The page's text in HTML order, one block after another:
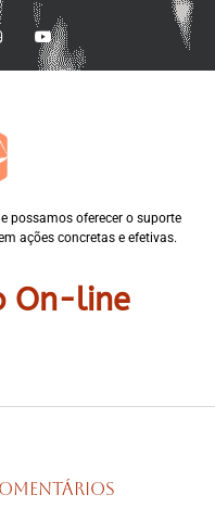
possamos oferecer o suporte
ações concretas e efetivas.
On-line